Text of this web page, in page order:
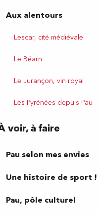
Aux alentours
Lescar, cité médiévale
Le Béarn
Le Jurançon, vin royal
Les Pyrénées depuis Pau
voir, à faire
Pau selon mes envies
Une histoire de sport !
Pau, pôle culturel
64000 Pau
!